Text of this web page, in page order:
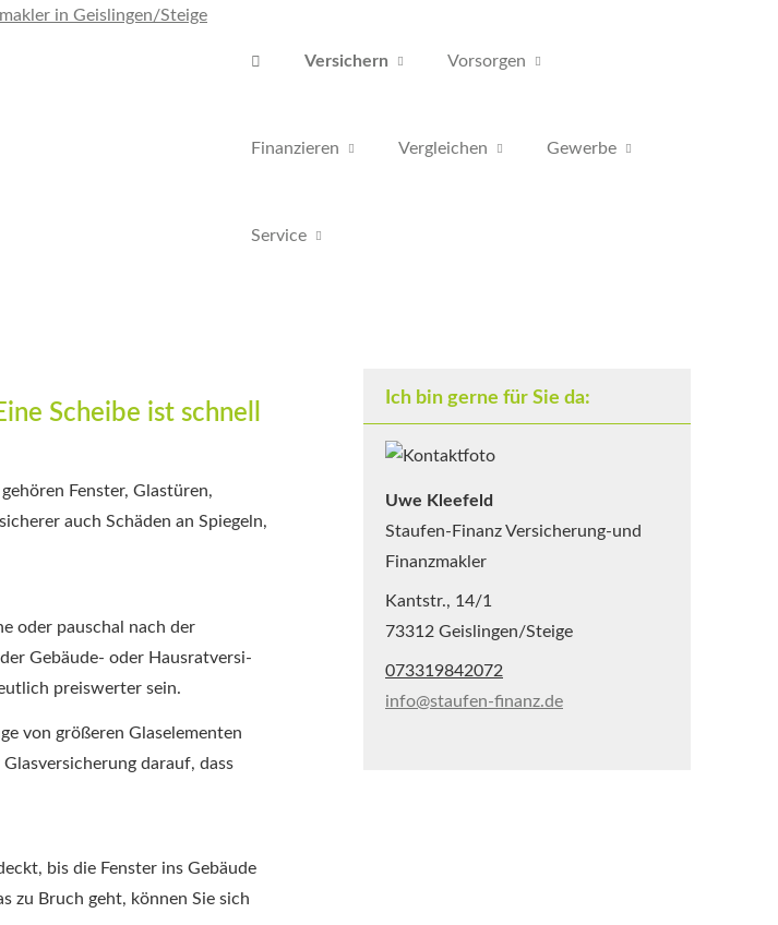
Versichern Vorsorgen
Finanzieren Vergleichen Gewerbe
Service
Ich bin gerne für Sie da:
Uwe Kleefeld
Staufen-Finanz Versicherung-und
Finanzmakler
Kantstr., 14/1
73312 Geislingen/Steige
073319842072
info@staufen-finanz.de
Scheibe ist schnell
Fenster, Glastüren,
auch Schäden an Spiegeln,
oder pauschal nach der
Gebäude- oder Haus­rat­ver­si­
preiswerter sein.
von größeren Glaselementen
darauf, dass
bis die Fenster ins Gebäude
zu Bruch geht, können Sie sich